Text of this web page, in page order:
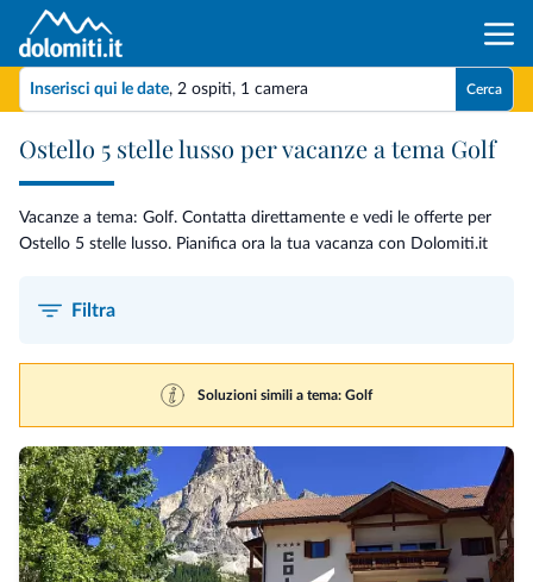
Inserisci qui le date, 2 ospiti, 1 camera Cerca
Ostello 5 stelle lusso per vacanze a tema Golf
Vacanze a tema: Golf. Contatta direttamente e vedi le offerte per
Ostello 5 stelle lusso. Pianifica ora la tua vacanza con Dolomiti.it
Filtra
Soluzioni simili a tema: Golf